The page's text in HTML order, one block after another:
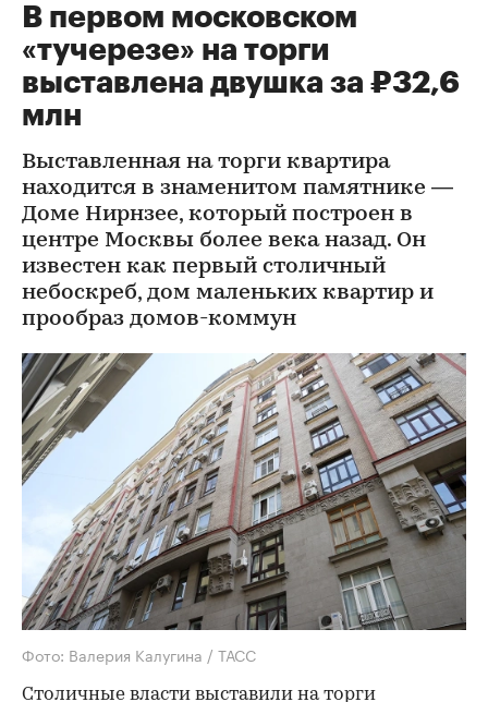
В первом московском
«тучерезе» на торги
выставлена двушка за ₽32,6
млн
Выставленная на торги квартира
находится в знаменитом памятнике —
Доме Нирнзее, который построен в
центре Москвы более века назад. Он
известен как первый столичный
небоскреб, дом маленьких квартир и
прообраз домов-коммун
Фото: Валерия Калугина / ТАСС
Столичные власти выставили на торги